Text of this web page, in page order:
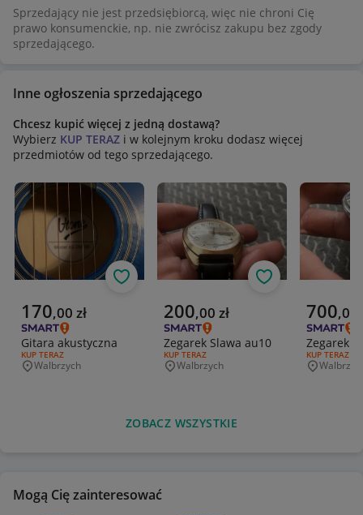
Sprzedający nie jest przedsiębiorcą, więc nie chroni Cię
prawo konsumenckie, np. nie zwrócisz zakupu bez zgody
sprzedającego.
Inne ogłoszenia sprzedającego
Chcesz kupić więcej z jedną dostawą?
Wybierz KUP TERAZ i w kolejnym kroku dodasz więcej
przedmiotów od tego sprzedającego.
Aktualna cena
170,00 zł
Gitara akustyczna
RODZAJ OFERTY:
KUP TERAZ
Miejscowość
Walbrzych
Obserwuj
Aktualna cena
200,00 zł
Zegarek Slawa au10
RODZAJ OFERTY:
KUP TERAZ
Miejscowość
Walbrzych
Obserwuj
Aktualna
700,00
Zegarek
RODZAJ
KUP TERAZ
ZOBACZ WSZYSTKIE
Mogą Cię zainteresować